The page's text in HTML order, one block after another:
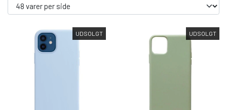
UDSOLGT UDSOLGT